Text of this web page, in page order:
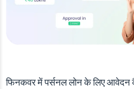
फिनकवर में पर्सनल लोन के लिए